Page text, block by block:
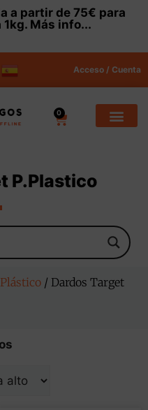
a partir de 75€ para
1kg. Más info...
Acceso / Cuenta
0
P.Plastico
/ Dardos Target